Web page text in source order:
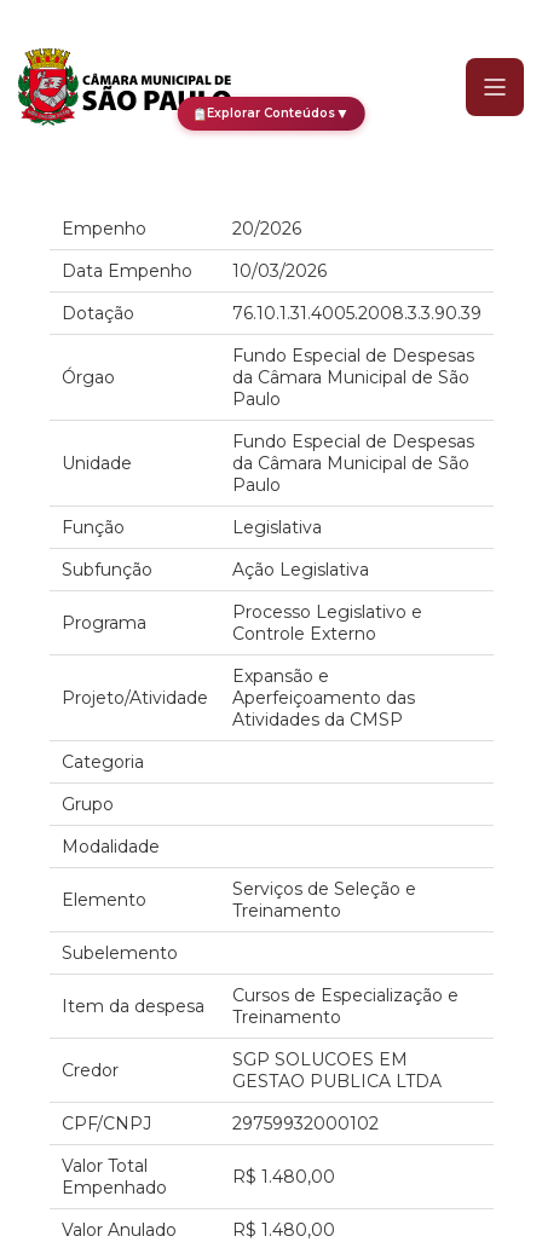
Explorar Conteúdos▼
Empenho
20/2026
Data Empenho
10/03/2026
Dotação
76.10.1.31.4005.2008.3.3.90.39
Órgao
Fundo Especial de Despesas
da Câmara Municipal de São
Paulo
Unidade
Fundo Especial de Despesas
da Câmara Municipal de São
Paulo
Função
Legislativa
Subfunção
Ação Legislativa
Programa
Processo Legislativo e
Controle Externo
Projeto/Atividade
Expansão e
Aperfeiçoamento das
Atividades da CMSP
Categoria
Grupo
Modalidade
Elemento
Serviços de Seleção e
Treinamento
Subelemento
Item da despesa
Cursos de Especialização e
Treinamento
Credor
SGP SOLUCOES EM
GESTAO PUBLICA LTDA
CPF/CNPJ
29759932000102
Valor Total
Empenhado
R$ 1.480,00
Valor Anulado
R$ 1.480,00